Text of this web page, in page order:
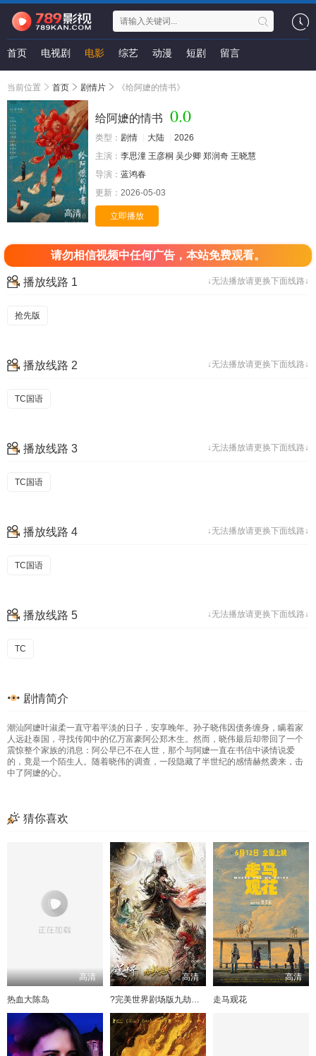
首页 电视剧 电影 综艺 动漫 短剧 留言
当前位置 首页 剧情片 《给阿嬷的情书》
高清
给阿嬷的情书 0.0
类型： 剧情 大陆
2026
主演： 李思潼 王彦桐 吴少卿 郑润奇 王晓慧
导演： 蓝鸿春
更新： 2026-05-03
立即播放
请勿相信视频中任何广告，本站免费观看。
↓无法播放请更换下面线路↓
播放线路 1
抢先版
↓无法播放请更换下面线路↓
播放线路 2
TC国语
↓无法播放请更换下面线路↓
播放线路 3
TC国语
↓无法播放请更换下面线路↓
播放线路 4
TC国语
↓无法播放请更换下面线路↓
播放线路 5
TC
剧情简介
潮汕阿嬷叶淑柔一直守着平淡的日子，安享晚年。孙子晓伟因债务缠身，瞒着家
人远赴泰国，寻找传闻中的亿万富豪阿公郑木生。然而，晓伟最后却带回了一个
震惊整个家族的消息：阿公早已不在人世，那个与阿嬷一直在书信中谈情说爱
的，竟是一个陌生人。随着晓伟的调查，一段隐藏了半世纪的感情赫然袭来，击
中了阿嬷的心。
猜你喜欢
高清
热血大陈岛
高清
?完美世界剧场版九劫焚天?
高清
走马观花